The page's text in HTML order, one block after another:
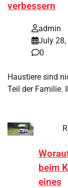
verbessern
admin
July 28,
0
Haustiere sind
Teil der Familie.
beim
eines